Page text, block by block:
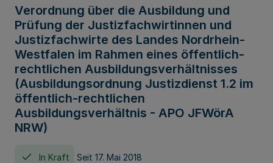
Verordnung über die Ausbildung und
Prüfung der Justizfachwirtinnen und
Justizfachwirte des Landes Nordrhein-
Westfalen im Rahmen eines öffentlich-
rechtlichen Ausbildungsverhältnisses
(Ausbildungsordnung Justizdienst 1.2 im
öffentlich-rechtlichen
Ausbildungsverhältnis - APO JFWörA
NRW)
In Kraft Seit 17. Mai 2018